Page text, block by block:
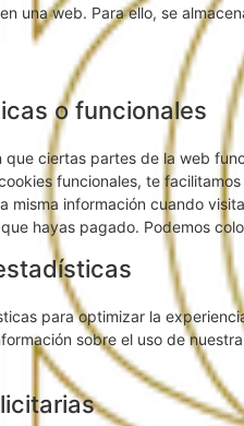
una web. Para ello, se
o funcionales
que ciertas partes de la web
funcionales, te
misma información cuando
hayas pagado. Podemos
para optimizar la
sobre el uso de